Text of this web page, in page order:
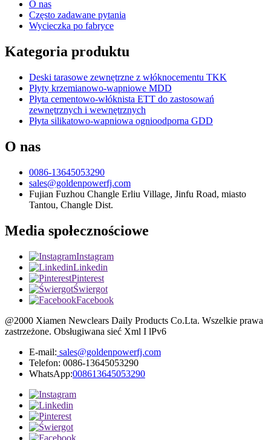
O nas
Często zadawane pytania
Wycieczka po fabryce
Kategoria produktu
Deski tarasowe zewnętrzne z włóknocementu TKK
Płyty krzemianowo-wapniowe MDD
Płyta cementowo-włóknista ETT do zastosowań
zewnętrznych i wewnętrznych
Płyta silikatowo-wapniowa ognioodporna GDD
O nas
0086-13645053290
sales@goldenpowerfj.com
Fujian Fuzhou Changle Erliu Village, Jinfu Road, miasto
Tantou, Changle Dist.
Media społecznościowe
Instagram
Linkedin
Pinterest
Świergot
Facebook
@2000 Xiamen Newclears Daily Products Co.Lta. Wszelkie prawa
zastrzeżone. Obsługiwana sieć Xml I lPv6
E-mail: sales@goldenpowerfj.com
Telefon: 0086-13645053290
WhatsApp:008613645053290